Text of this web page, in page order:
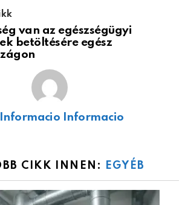
van az egészségügyi
betöltésére egész
Informacio Informacio
CIKK INNEN: EGYÉB